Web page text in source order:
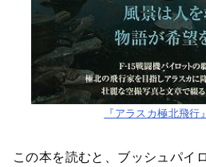
『アラスカ極北飛行
この本を読むと、ブッシュパイ